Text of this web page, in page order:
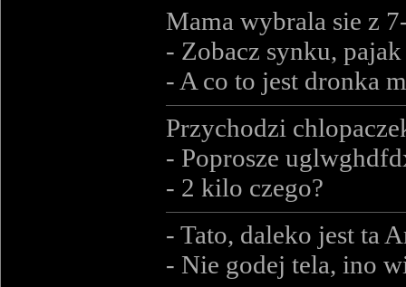
Mama wybrala sie z
- Zobacz synku,
- A co to jest dronka
Przychodzi
- Poprosze
- 2 kilo czego?
- Tato, daleko jest ta
- Nie godej tela, ino